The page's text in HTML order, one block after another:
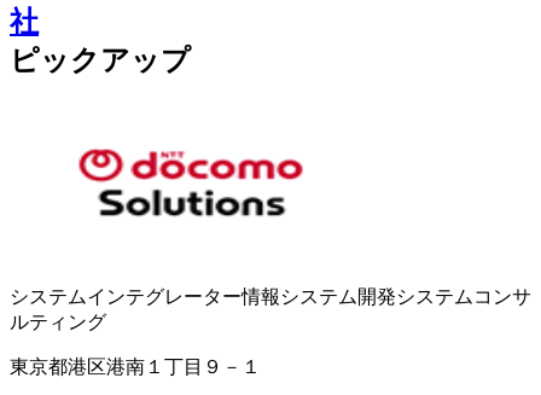
社
ピックアップ
システムインテグレーター情報システム開発システムコンサ
ルティング
東京都港区港南１丁目９－１